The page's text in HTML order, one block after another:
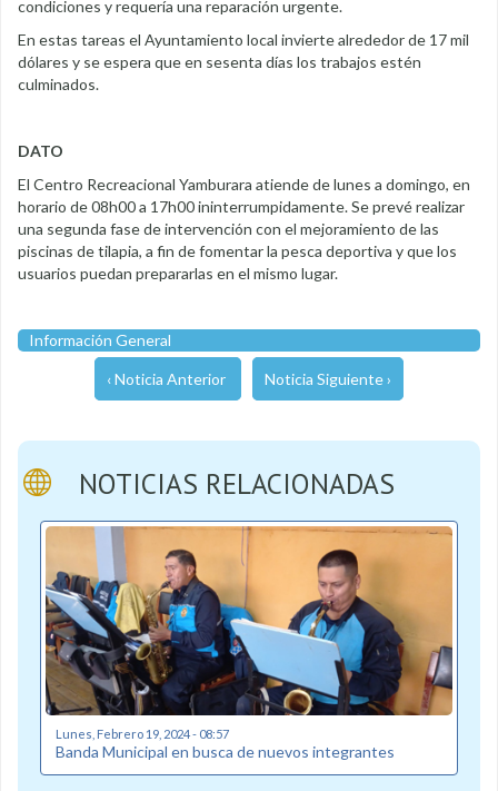
condiciones y requería una reparación urgente.
En estas tareas el Ayuntamiento local invierte alrededor de 17 mil
dólares y se espera que en sesenta días los trabajos estén
culminados.
DATO
El Centro Recreacional Yamburara atiende de lunes a domingo, en
horario de 08h00 a 17h00 ininterrumpidamente. Se prevé realizar
una segunda fase de intervención con el mejoramiento de las
piscinas de tilapia, a fin de fomentar la pesca deportiva y que los
usuarios puedan prepararlas en el mismo lugar.
Información General
‹ Noticia Anterior Noticia Siguiente ›
NOTICIAS RELACIONADAS
Lunes, Febrero 19, 2024 - 08:57
Banda Municipal en busca de nuevos integrantes